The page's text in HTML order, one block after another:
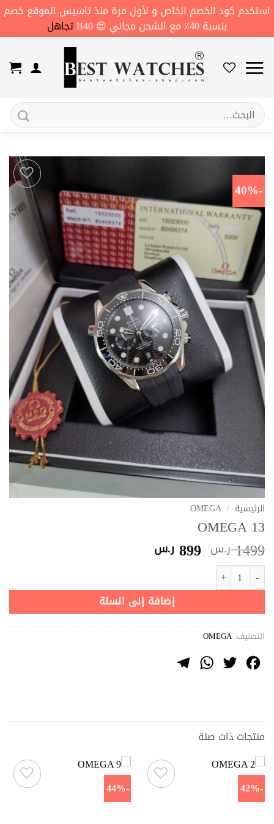
استخدم كود الخصم الخاص و لأول مرة منذ تاسيس الموقع خصم
بنسبة 40٪ مع الشحن مجاني 😍 B40
تجاهل
للمحتوى
البحث
عن:
-40%
الرئيسية /
OMEGA
OMEGA 13
1499 ر.س السعر
الأصلي
1499 ر.س.
899 ر.س
899 ر.س.
إضافة إلى السلة
التصنيف:OMEGA
Facebook
Twitter
WhatsApp
منتجات ذات صلة
-42%
-44%